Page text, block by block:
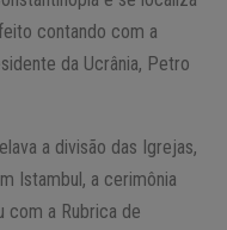
contando com a
da Ucrânia, Petro
a divisão das Igrejas,
Istambul, a cerimônia
com a Rubrica de